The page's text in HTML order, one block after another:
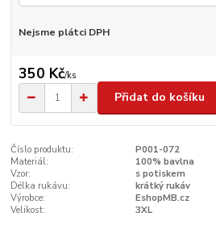
Nejsme plátci DPH
350 Kč/ks
Přidat do košíku
Číslo produktu:
P001-072
Materiál:
100% bavlna
Vzor:
s potiskem
Délka rukávu:
krátký rukáv
Výrobce:
EshopMB.cz
Velikost:
3XL